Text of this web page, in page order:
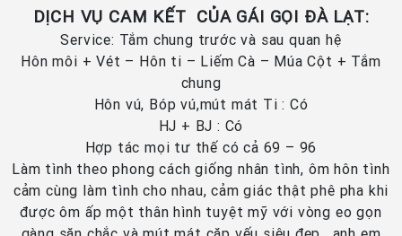
DỊCH VỤ CAM KẾT CỦA GÁI GỌI ĐÀ LẠT:
Service: Tắm chung trước và sau quan hệ
Hôn môi + Vét – Hôn ti – Liếm Cà – Múa Cột + Tắm
chung
Hôn vú, Bóp vú,mút mát Ti : Có
HJ + BJ : Có
Hợp tác mọi tư thế có cả 69 – 96
Làm tình theo phong cách giống nhân tình, ôm hôn tình
cảm cùng làm tình cho nhau, cảm giác thật phê pha khi
được ôm ấp một thân hình tuyệt mỹ với vòng eo gọn